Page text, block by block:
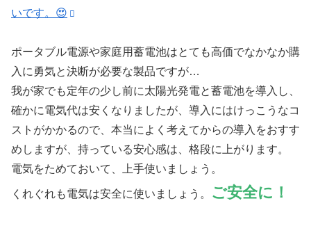
いです。😍
ポータブル電源や家庭用蓄電池はとても高価でなかなか購
入に勇気と決断が必要な製品ですが…
我が家でも定年の少し前に太陽光発電と蓄電池を導入し、
確かに電気代は安くなりましたが、導入にはけっこうなコ
ストがかかるので、本当によく考えてからの導入をおすす
めしますが、持っている安心感は、格段に上がります。
電気をためておいて、上手使いましょう。
くれぐれも電気は安全に使いましょう。 ご安全に！